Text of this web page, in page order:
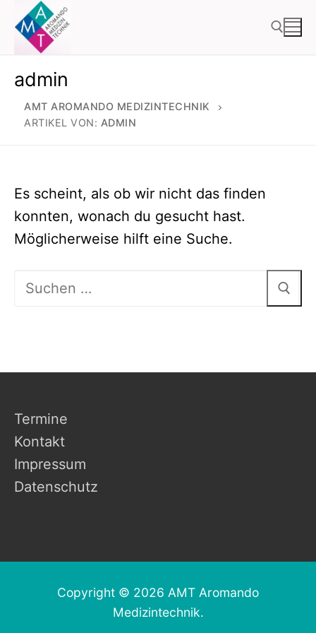
Zum
Inhalt
springen
admin
AMT AROMANDO MEDIZINTECHNIK
ARTIKEL VON: ADMIN
Es scheint, als ob wir nicht das finden
konnten, wonach du gesucht hast.
Möglicherweise hilft eine Suche.
Suchen
Termine
Kontakt
Impressum
Datenschutz
Copyright © 2026 AMT Aromando
Medizintechnik.